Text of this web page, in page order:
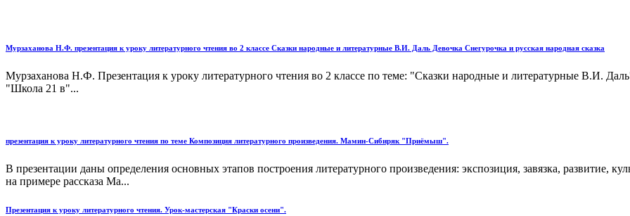
Мурзаханова Н.Ф. презентация к уроку литературного чтения во 2 классе Сказки народные и литературные В.И. Даль Девочка Снегурочка и русская народная сказка
Мурзаханова Н.Ф. Презентация к уроку литературного чтения во 2 классе по теме: "Сказки народные и литературные В.И.
"Школа 21 в"...
презентация к уроку литературного чтения по теме Композиция литературного произведения. Мамин-Сибиряк "Приёмыш".
В презентации даны определения основных этапов построения литературного произведения: экспозиция, завязка, развитие,
на примере рассказа Ма...
Презентация к уроку литературного чтения. Урок-мастерская "Краски осени".